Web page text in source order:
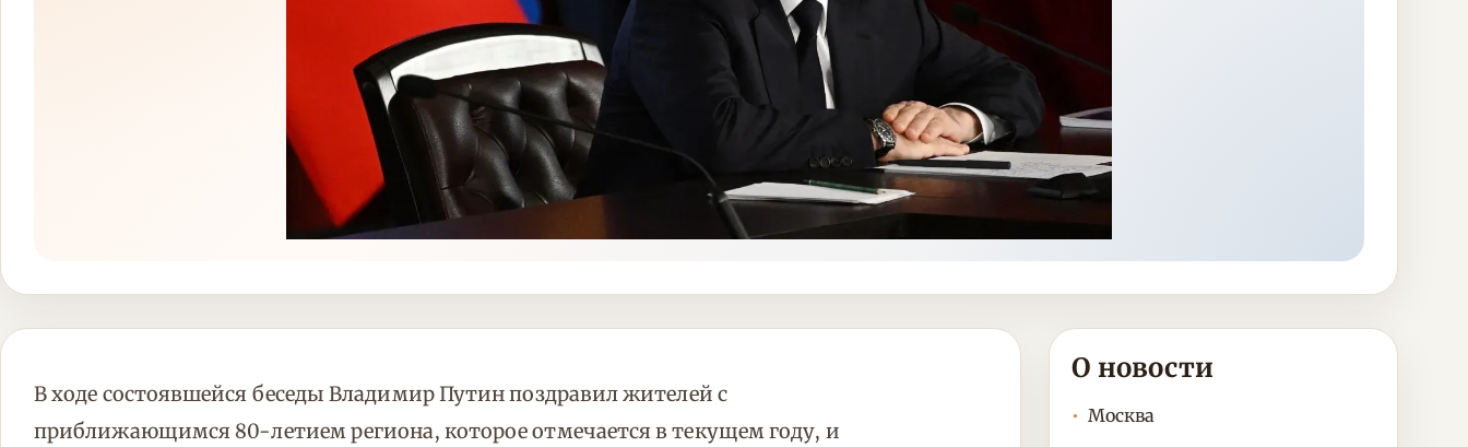
В ходе состоявшейся беседы Владимир Путин поздравил жителей с
приближающимся 80-летием региона, которое отмечается в текущем году, и
О новости
Москва